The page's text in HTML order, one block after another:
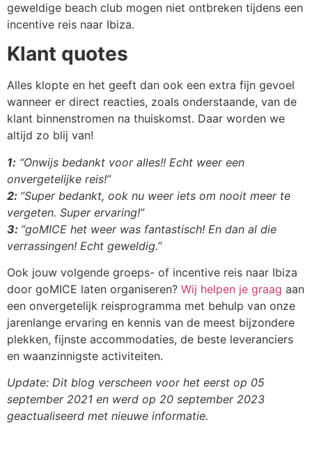
Klant quotes
Alles klopte en het geeft dan ook een extra fijn gevoel
wanneer er direct reacties, zoals onderstaande, van de
klant binnenstromen na thuiskomst. Daar worden we
altijd zo blij van!
1: “Onwijs bedankt voor alles!! Echt weer een
onvergetelijke reis!”
2: “Super bedankt, ook nu weer iets om nooit meer te
vergeten. Super ervaring!”
3: “goMICE het weer was fantastisch! En dan al die
verrassingen! Echt geweldig.”
Ook jouw volgende groeps- of incentive reis naar Ibiza
door goMICE laten organiseren? Wij helpen je graag aan
een onvergetelijk reisprogramma met behulp van onze
jarenlange ervaring en kennis van de meest bijzondere
plekken, fijnste accommodaties, de beste leveranciers
en waanzinnigste activiteiten.
Update: Dit blog verscheen voor het eerst op 05
september 2021 en werd op 20 september 2023
geactualiseerd met nieuwe informatie.